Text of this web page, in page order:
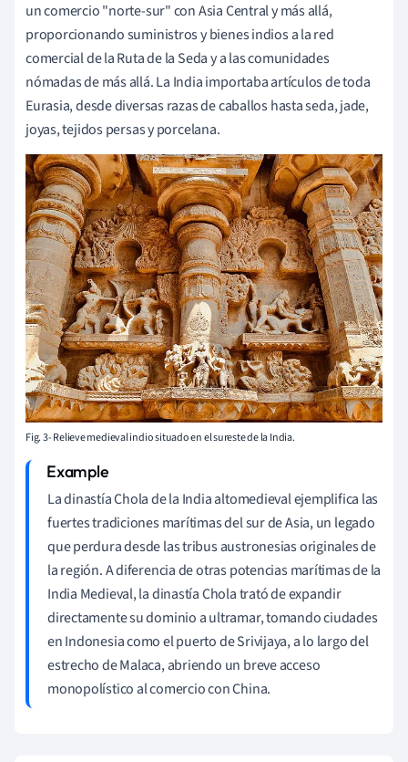
un comercio "norte-sur" con Asia Central y más allá,
proporcionando suministros y bienes indios a la red
comercial de la Ruta de la Seda y a las comunidades
nómadas de más allá. La India importaba artículos de toda
Eurasia, desde diversas razas de caballos hasta seda, jade,
joyas, tejidos persas y porcelana.
Fig. 3- Relieve medieval indio situado en el sureste de la India.
La dinastía Chola de la India altomedieval ejemplifica las
fuertes tradiciones marítimas del sur de Asia, un legado
que perdura desde las tribus austronesias originales de
la región. A diferencia de otras potencias marítimas de la
India Medieval, la dinastía Chola trató de expandir
directamente su dominio a ultramar, tomando ciudades
en Indonesia como el puerto de Srivijaya, a lo largo del
estrecho de Malaca, abriendo un breve acceso
monopolístico al comercio con China.